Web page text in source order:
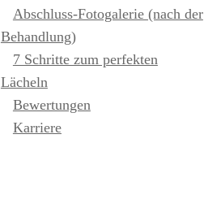
Abschluss-Fotogalerie (nach der
Behandlung)
7 Schritte zum perfekten
Lächeln
Bewertungen
Karriere